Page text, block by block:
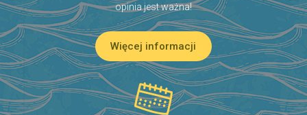
opinia jest ważna!
Więcej informacji